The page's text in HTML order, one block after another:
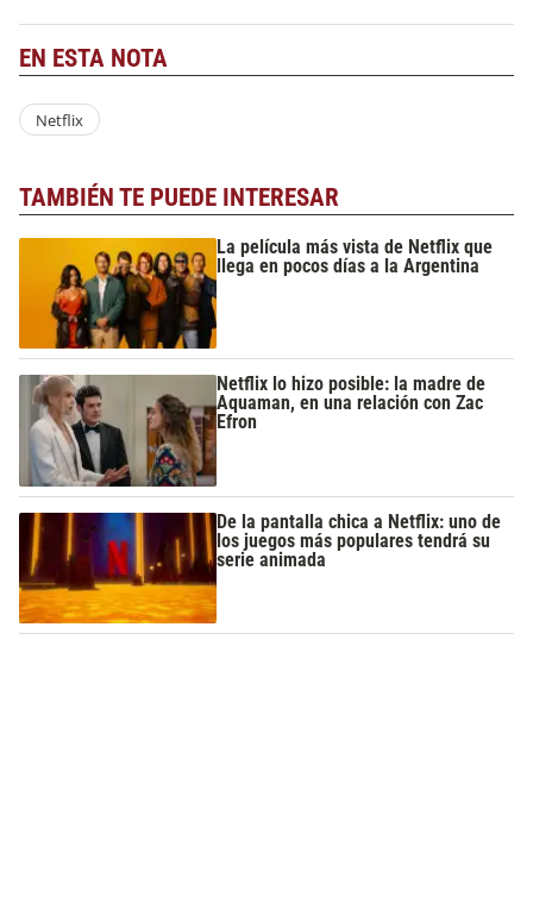
EN ESTA NOTA
Netflix
TAMBIÉN TE PUEDE INTERESAR
La película más vista de Netflix que
llega en pocos días a la Argentina
Netflix lo hizo posible: la madre de
Aquaman, en una relación con Zac
Efron
De la pantalla chica a Netflix: uno de
los juegos más populares tendrá su
serie animada